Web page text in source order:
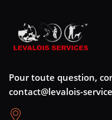
Pour toute question,
contact@levalois-